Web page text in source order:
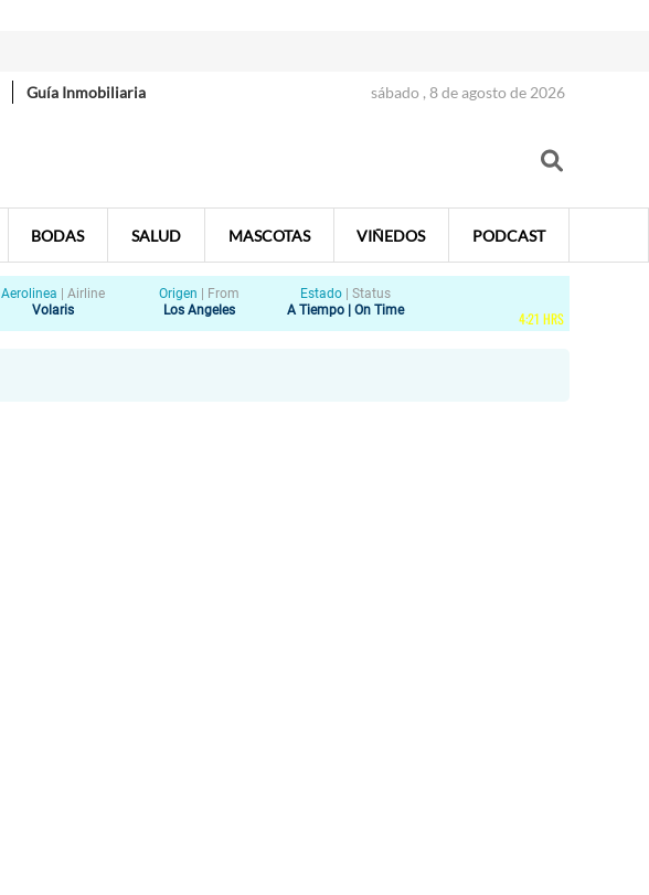
Guía Inmobiliaria sábado , 8 de agosto de 2026
BODAS SALUD MASCOTAS VIÑEDOS PODCAST
Aerolinea
Airline
Volaris
Origen
From
Los Angeles
Estado
Status
A Tiempo | On Time
4:21 HRS